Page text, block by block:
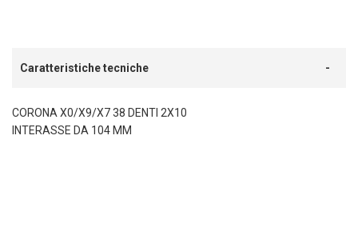
Caratteristiche tecniche
CORONA X0/X9/X7 38 DENTI 2X10
INTERASSE DA 104 MM